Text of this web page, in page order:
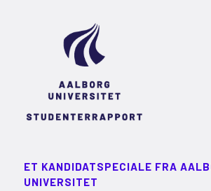
ET KANDIDATSPECIALE FRA
UNIVERSITET